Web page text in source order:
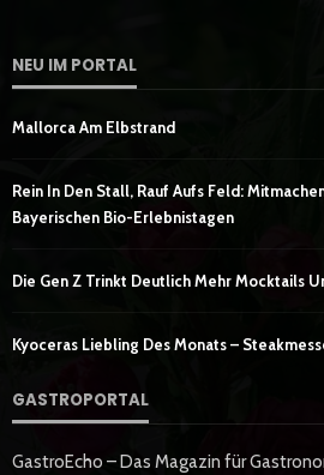
NEU IM PORTAL
Mallorca Am Elbstrand
Rein In Den Stall, Rauf Aufs Feld:
Bayerischen Bio-Erlebnistagen
Die Gen Z Trinkt Deutlich Mehr Mocktails
Kyoceras Liebling Des Monats –
GASTROPORTAL
GastroEcho – Das Magazin für